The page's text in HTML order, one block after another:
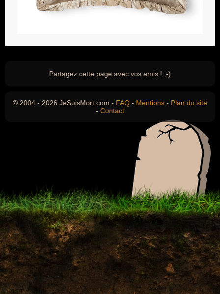
Partagez cette page avec vos amis ! ;-)
© 2004 - 2026 JeSuisMort.com - FAQ - Mentions - Plan du site
- Contact